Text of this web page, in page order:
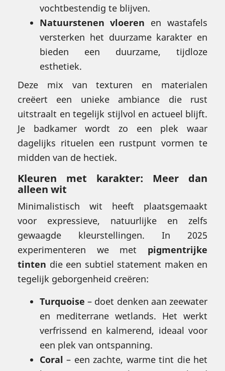
vochtbestendig te blijven.
Natuurstenen vloeren en wastafels
versterken het duurzame karakter en
bieden een duurzame, tijdloze
esthetiek.
Deze mix van texturen en materialen
creëert een unieke ambiance die rust
uitstraalt en tegelijk stijlvol en actueel blijft.
Je badkamer wordt zo een plek waar
dagelijks rituelen een rustpunt vormen te
midden van de hectiek.
Kleuren met karakter: Meer dan
alleen wit
Minimalistisch wit heeft plaatsgemaakt
voor expressieve, natuurlijke en zelfs
gewaagde kleurstellingen. In 2025
experimenteren we met pigmentrijke
tinten die een subtiel statement maken en
tegelijk geborgenheid creëren:
Turquoise – doet denken aan zeewater
en mediterrane wetlands. Het werkt
verfrissend en kalmerend, ideaal voor
een plek van ontspanning.
Coral – een zachte, warme tint die het